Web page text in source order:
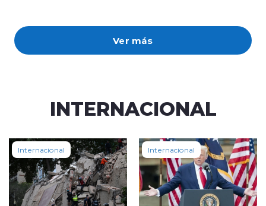
Ver más
INTERNACIONAL
Internacional Internacional